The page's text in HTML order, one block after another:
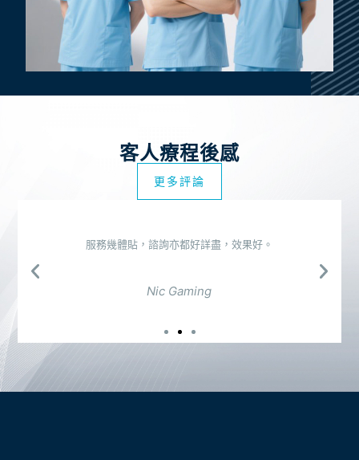
客人療程後感
更多評論
服務幾體貼，諮詢亦都好詳盡，效果好。
Nic Gaming